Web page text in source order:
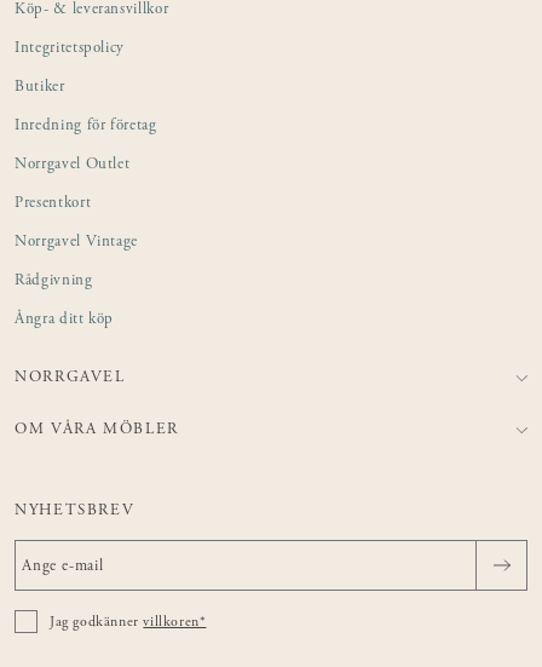
Köp- & leveransvillkor
Integritetspolicy
Butiker
Inredning för företag
Norrgavel Outlet
Presentkort
Norrgavel Vintage
Rådgivning
Ångra ditt köp
NORRGAVEL
OM VÅRA MÖBLER
NYHETSBREV
Jag godkännervillkoren*